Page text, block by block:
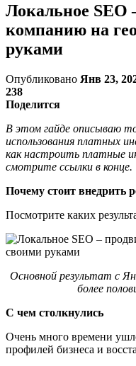
Локальное SEO
компанию на
руками
Опубликовано Янв 23,
238
Поделится
В этом гайде описываю
использования платных
как настроить платные
смотрите ссылки в конце.
Почему стоит внедрить
Посмотрите каких
Основной результат с
более
С чем столкнулись
Очень много времени
профилей бизнеса и